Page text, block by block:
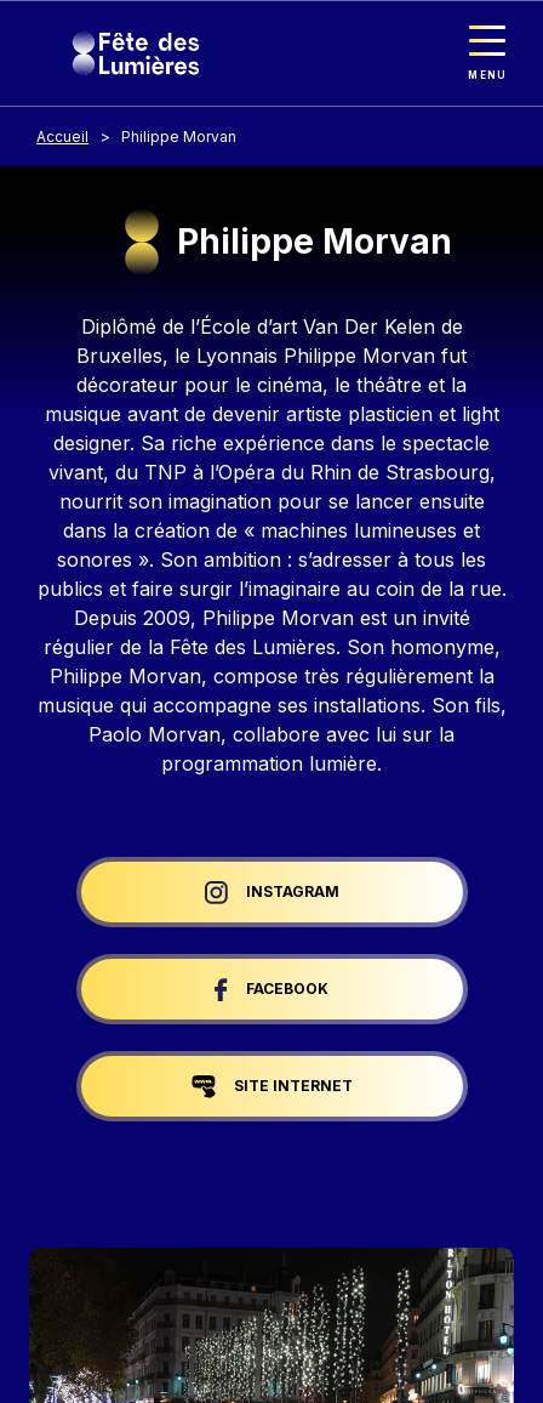
MENU
Accueil Philippe Morvan
Philippe Morvan
ContenuDiplômé de l’École d’art Van Der Kelen de
Bruxelles, le Lyonnais Philippe Morvan fut
décorateur pour le cinéma, le théâtre et la
musique avant de devenir artiste plasticien et light
designer. Sa riche expérience dans le spectacle
vivant, du TNP à l’Opéra du Rhin de Strasbourg,
nourrit son imagination pour se lancer ensuite
dans la création de « machines lumineuses et
sonores ». Son ambition : s’adresser à tous les
publics et faire surgir l’imaginaire au coin de la rue.
Depuis 2009, Philippe Morvan est un invité
régulier de la Fête des Lumières. Son homonyme,
Philippe Morvan, compose très régulièrement la
musique qui accompagne ses installations. Son fils,
Paolo Morvan, collabore avec lui sur la
programmation lumière.
Liens réseaux
INSTAGRAM
FACEBOOK
SITE INTERNET
Image